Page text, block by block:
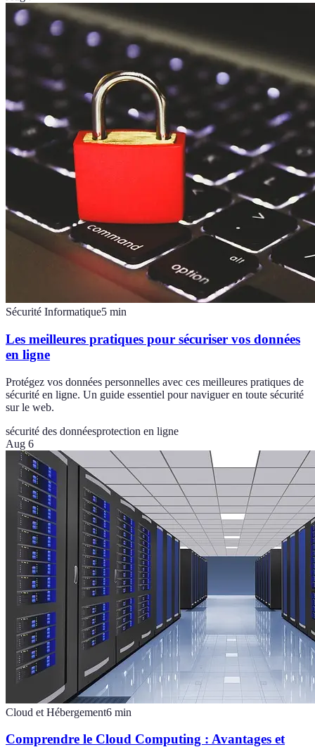
Sécurité Informatique5 min
Les meilleures pratiques pour sécuriser vos données
en ligne
Protégez vos données personnelles avec ces meilleures pratiques de
sécurité en ligne. Un guide essentiel pour naviguer en toute sécurité
sur le web.
sécurité des donnéesprotection en ligne
Aug 6
Cloud et Hébergement6 min
Comprendre le Cloud Computing : Avantages et